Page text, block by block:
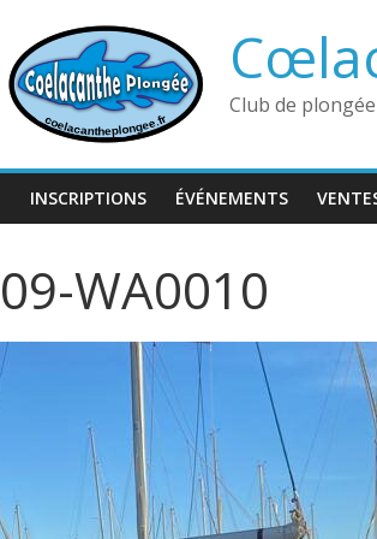
Club de
INSCRIPTIONS ÉVÉNEMENTS
WA0010